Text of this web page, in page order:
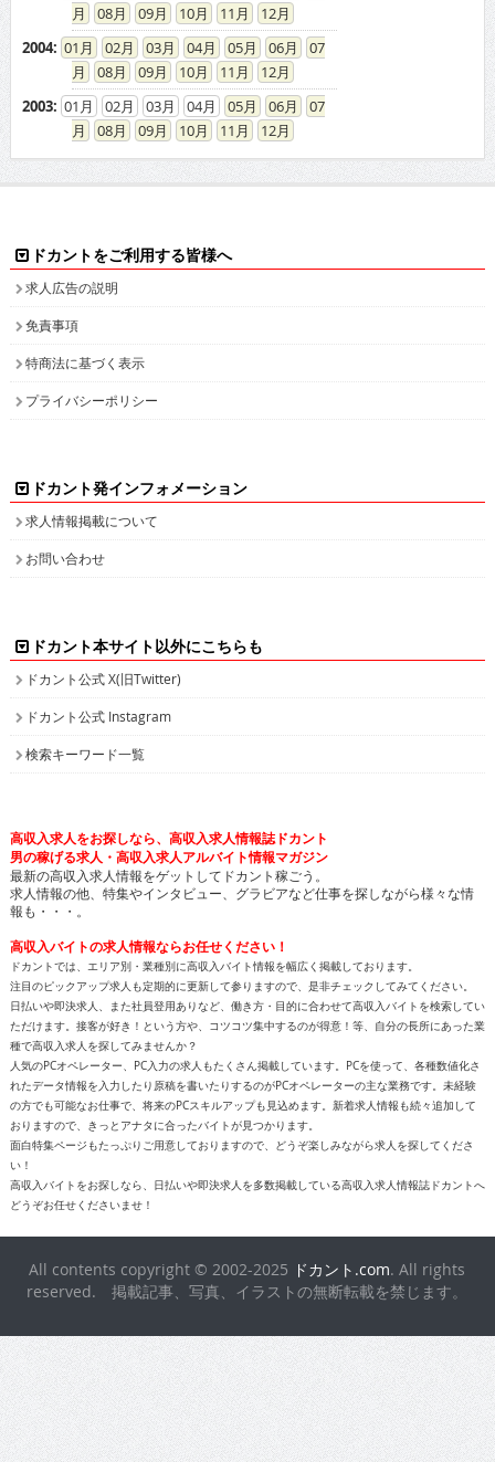
08
09 10 11
12
2004: 01 02 03 04 05 06
07
08
09 10 11
12
2003: 01 02 03 04 05 06
07
08
09 10 11 12
ドカントをご利用する皆様へ
求人広告の説明
免責事項
特商法に基づく表示
プライバシーポリシー
ドカント発インフォメーション
求人情報掲載について
お問い合わせ
ドカント本サイト以外にこちらも
ドカント公式 X(旧Twitter)
ドカント公式 Instagram
検索キーワード一覧
高収入求人をお探しなら、高収入求人情報誌ドカント
男の稼げる求人・高収入求人アルバイト情報マガジン
最新の高収入求人情報をゲットしてドカント稼ごう。
求人情報の他、特集やインタビュー、グラビアなど仕事を探しながら様々な情
報も・・・。
高収入バイトの求人情報ならお任せください！
ドカントでは、エリア別・業種別に高収入バイト情報を幅広く掲載しております。
注目のピックアップ求人も定期的に更新して参りますので、是非チェックしてみてください。
日払いや即決求人、また社員登用ありなど、働き方・目的に合わせて高収入バイトを検索してい
ただけます。接客が好き！という方や、コツコツ集中するのが得意！等、自分の長所にあった業
種で高収入求人を探してみませんか？
人気のPCオペレーター、PC入力の求人もたくさん掲載しています。PCを使って、各種数値化さ
れたデータ情報を入力したり原稿を書いたりするのがPCオペレーターの主な業務です。未経験
の方でも可能なお仕事で、将来のPCスキルアップも見込めます。新着求人情報も続々追加して
おりますので、きっとアナタに合ったバイトが見つかります。
面白特集ページもたっぷりご用意しておりますので、どうぞ楽しみながら求人を探してくださ
い！
高収入バイトをお探しなら、日払いや即決求人を多数掲載している高収入求人情報誌ドカントへ
どうぞお任せくださいませ！
All contents copyright © 2002-2025 ドカント.com. All rights
reserved. 掲載記事、写真、イラストの無断転載を禁じます。